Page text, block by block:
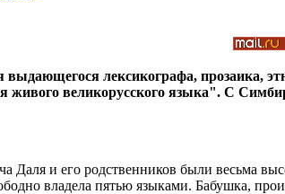
выдающегося лексикографа, прозаика,
живого великорусского языка". С
Даля и его родственников были весьма
владела пятью языками. Бабушка,